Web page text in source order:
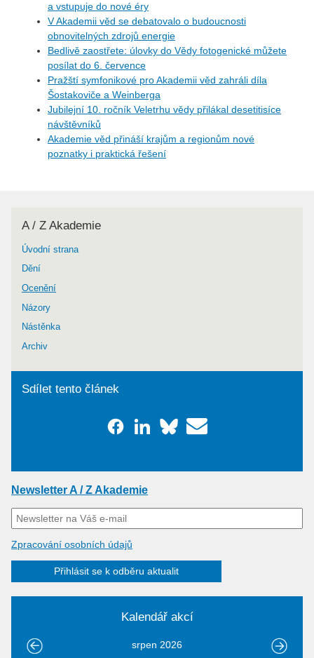
a vstupuje do nové éry
V Akademii věd se debatovalo o budoucnosti
obnovitelných zdrojů energie
Bedlivě zaostřete: úlovky do Vědy fotogenické můžete
posílat do 6. července
Pražští symfonikové pro Akademii věd zahráli díla
Šostakoviče a Weinberga
Jubilejní 10. ročník Veletrhu vědy přilákal desetitisíce
návštěvníků
Akademie věd přináší krajům a regionům nové
poznatky i praktická řešení
A / Z Akademie
Úvodní strana
Dění
Ocenění
Názory
Nástěnka
Archiv
Sdílet tento článek
Newsletter A / Z Akademie
Zpracování osobních údajů
Přihlásit se k odběru aktualit
Kalendář akcí
srpen 2026